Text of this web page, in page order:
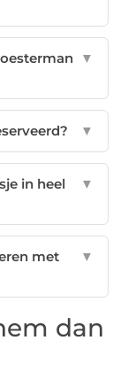
▼
▼
in heel
▼
met
▼
dan